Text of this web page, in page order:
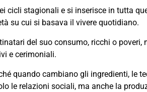
cicli stagionali e si inserisce in tutta
su cui si basava il vivere quotidiano.
del suo consumo, ricchi o poveri,
e cerimoniali.
quando cambiano gli ingredienti, le
le relazioni sociali, ma anche la